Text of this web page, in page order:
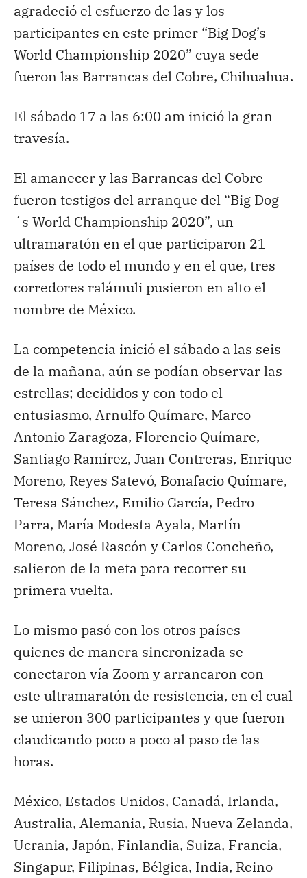
agradeció el esfuerzo de las y los
participantes en este primer “Big Dog’s
World Championship 2020” cuya sede
fueron las Barrancas del Cobre, Chihuahua.
El sábado 17 a las 6:00 am inició la gran
travesía.
El amanecer y las Barrancas del Cobre
fueron testigos del arranque del “Big Dog
´s World Championship 2020”, un
ultramaratón en el que participaron 21
países de todo el mundo y en el que, tres
corredores ralámuli pusieron en alto el
nombre de México.
La competencia inició el sábado a las seis
de la mañana, aún se podían observar las
estrellas; decididos y con todo el
entusiasmo, Arnulfo Químare, Marco
Antonio Zaragoza, Florencio Químare,
Santiago Ramírez, Juan Contreras, Enrique
Moreno, Reyes Satevó, Bonafacio Químare,
Teresa Sánchez, Emilio García, Pedro
Parra, María Modesta Ayala, Martín
Moreno, José Rascón y Carlos Concheño,
salieron de la meta para recorrer su
primera vuelta.
Lo mismo pasó con los otros países
quienes de manera sincronizada se
conectaron vía Zoom y arrancaron con
este ultramaratón de resistencia, en el cual
se unieron 300 participantes y que fueron
claudicando poco a poco al paso de las
horas.
México, Estados Unidos, Canadá, Irlanda,
Australia, Alemania, Rusia, Nueva Zelanda,
Ucrania, Japón, Finlandia, Suiza, Francia,
Singapur, Filipinas, Bélgica, India, Reino